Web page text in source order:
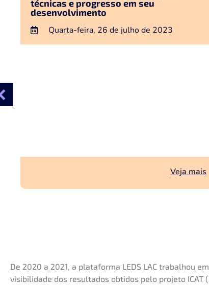
técnicas e progresso em seu
desenvolvimento
Quarta-feira, 26 de julho de 2023
Veja mais
De 2020 a 2021, a plataforma LEDS LAC trabalhou
visibilidade dos resultados obtidos pelo projeto